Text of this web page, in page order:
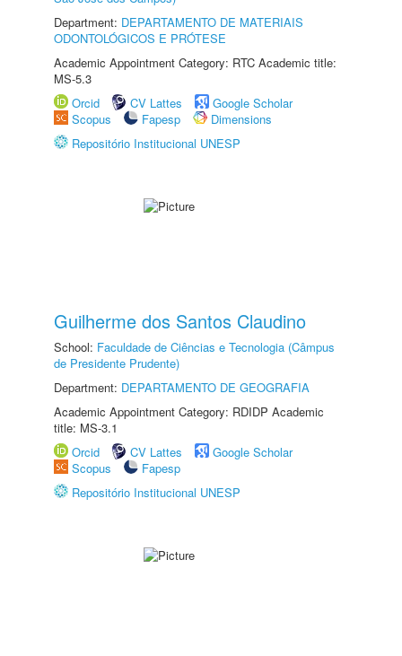
Department: DEPARTAMENTO DE MATERIAIS
ODONTOLÓGICOS E PRÓTESE
Academic Appointment Category: RTC Academic title:
MS-5.3
Orcid
CV Lattes
Google Scholar
Scopus
Fapesp
Dimensions
Repositório Institucional UNESP
Guilherme dos Santos Claudino
School: Faculdade de Ciências e Tecnologia (Câmpus
de Presidente Prudente)
Department: DEPARTAMENTO DE GEOGRAFIA
Academic Appointment Category: RDIDP Academic
title: MS-3.1
Orcid
CV Lattes
Google Scholar
Scopus
Fapesp
Repositório Institucional UNESP